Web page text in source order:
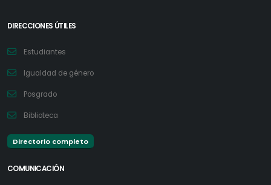
DIRECCIONES ÚTILES
Estudiantes
Igualdad de género
Posgrado
Biblioteca
Directorio completo
COMUNICACIÓN